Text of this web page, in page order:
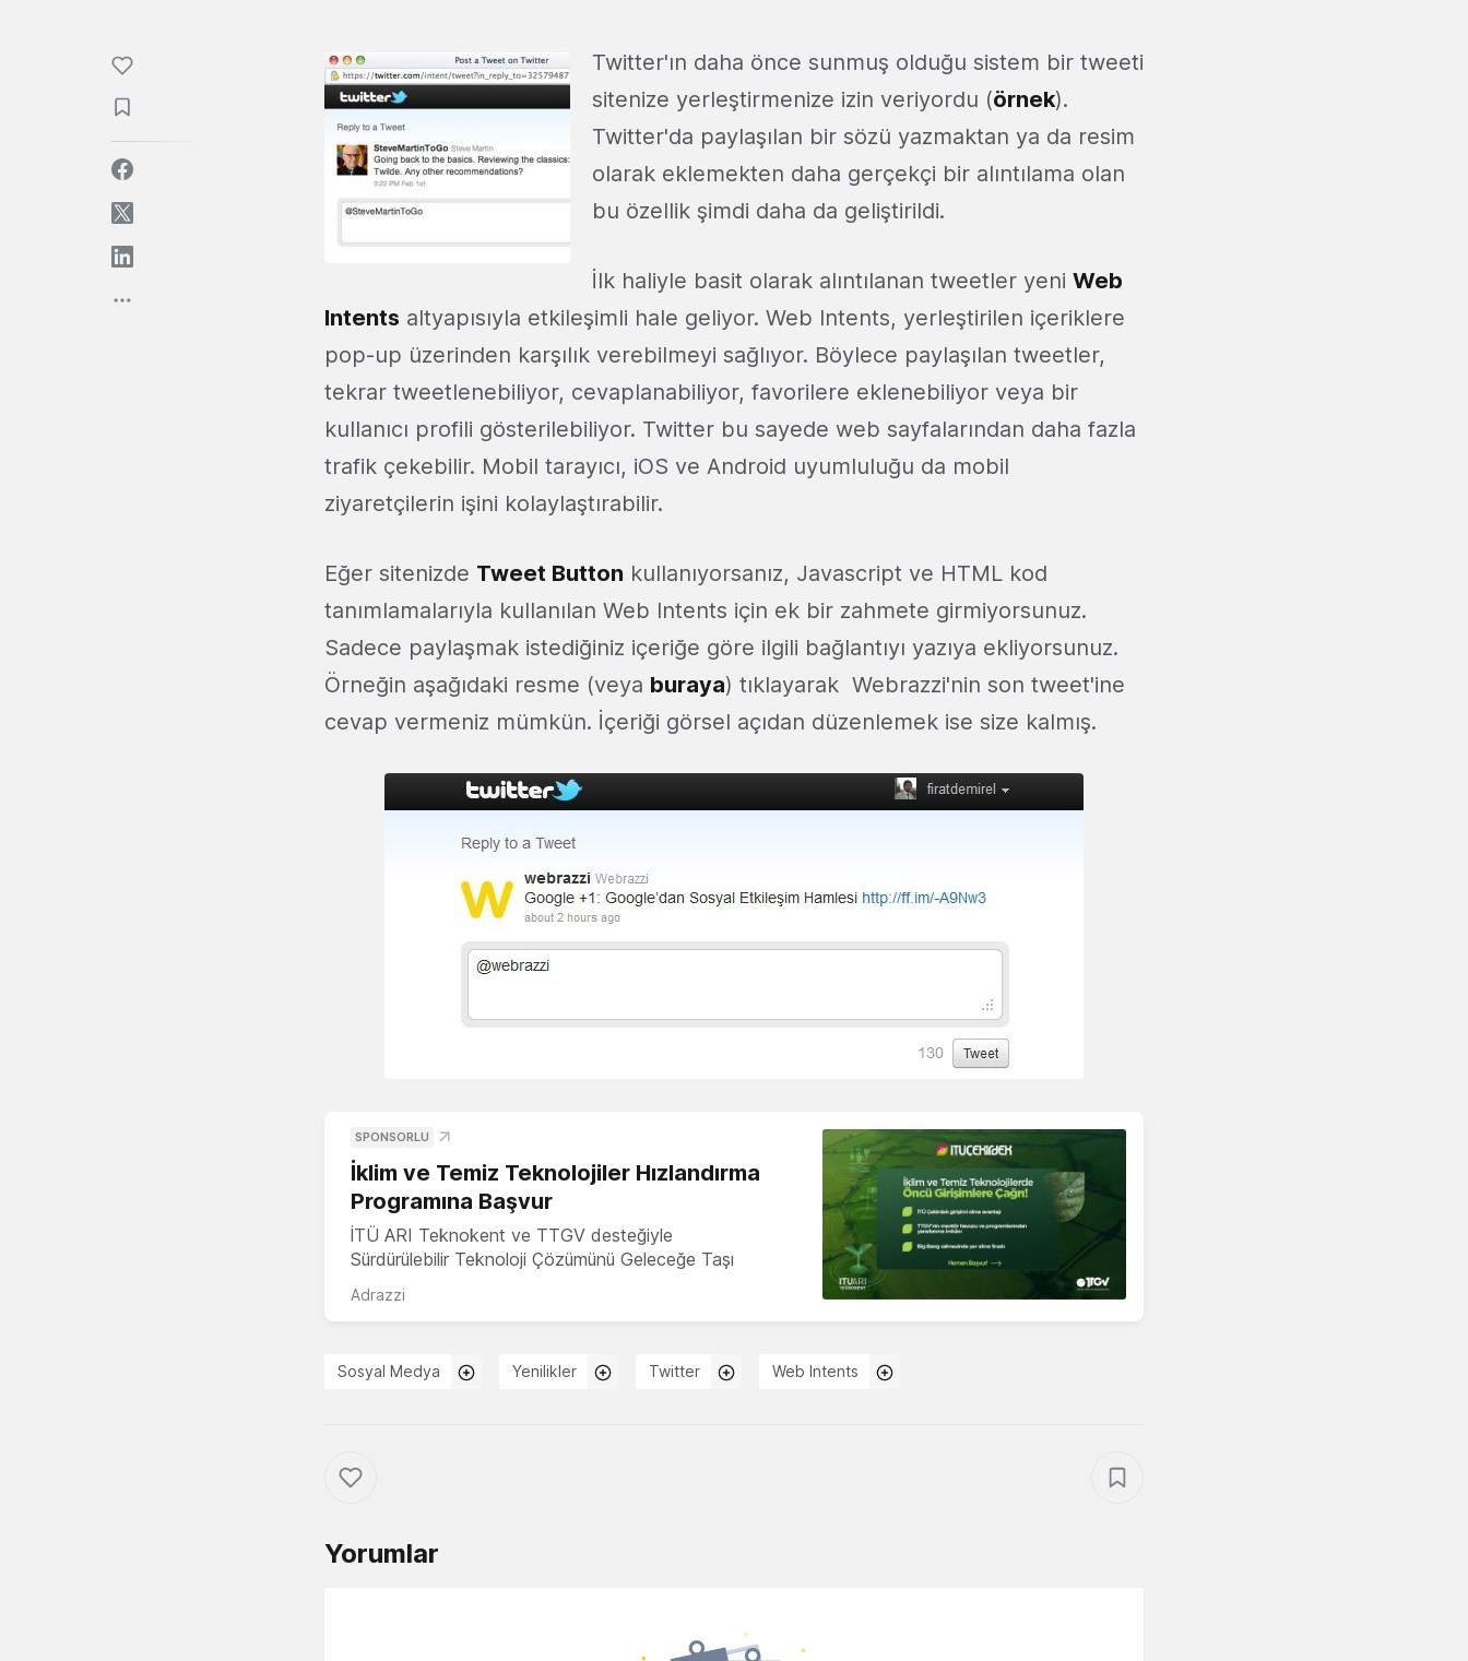
Twitter'ın daha önce sunmuş olduğu sistem bir tweeti
sitenize yerleştirmenize izin veriyordu (örnek).
Twitter'da paylaşılan bir sözü yazmaktan ya da resim
olarak eklemekten daha gerçekçi bir alıntılama olan
bu özellik şimdi daha da geliştirildi.
İlk haliyle basit olarak alıntılanan tweetler yeni Web
Intents altyapısıyla etkileşimli hale geliyor. Web Intents, yerleştirilen içeriklere
pop-up üzerinden karşılık verebilmeyi sağlıyor. Böylece paylaşılan tweetler,
tekrar tweetlenebiliyor, cevaplanabiliyor, favorilere eklenebiliyor veya bir
kullanıcı profili gösterilebiliyor. Twitter bu sayede web sayfalarından daha fazla
trafik çekebilir. Mobil tarayıcı, iOS ve Android uyumluluğu da mobil
ziyaretçilerin işini kolaylaştırabilir.
Eğer sitenizde Tweet Button kullanıyorsanız, Javascript ve HTML kod
tanımlamalarıyla kullanılan Web Intents için ek bir zahmete girmiyorsunuz.
Sadece paylaşmak istediğiniz içeriğe göre ilgili bağlantıyı yazıya ekliyorsunuz.
Örneğin aşağıdaki resme (veya buraya) tıklayarak Webrazzi'nin son tweet'ine
cevap vermeniz mümkün. İçeriği görsel açıdan düzenlemek ise size kalmış.
SPONSORLU
İklim ve Temiz Teknolojiler Hızlandırma
Programına Başvur
İTÜ ARI Teknokent ve TTGV desteğiyle
Sürdürülebilir Teknoloji Çözümünü Geleceğe Taşı
Adrazzi
Sosyal Medya Yenilikler Twitter Web Intents
Yorumlar